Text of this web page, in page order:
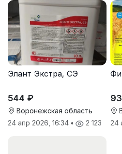
Элант Экстра, СЭ
544 ₽
Воронежская область
24 апр 2026, 16:34 • 2 123
24